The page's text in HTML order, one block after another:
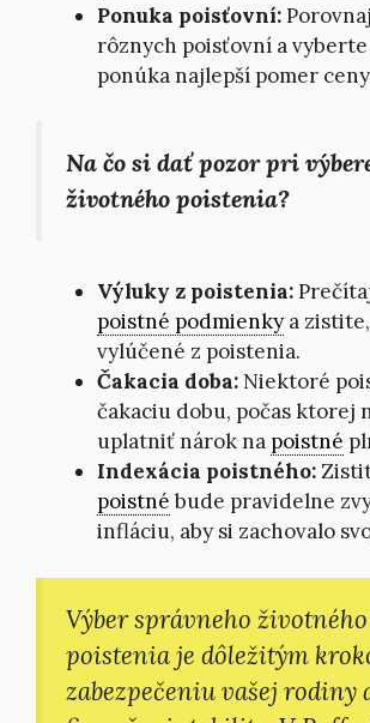
Ponuka poisťovní:
rôznych poisťovní a
ponúka najlepší pomer
Na čo si dať pozor pri
životného poistenia?
Výluky z poistenia:
poistné podmienky a
vylúčené z poistenia.
Čakacia doba: Niektoré
čakaciu dobu, počas ktorej
uplatniť nárok na poistné
Indexácia poistného:
poistnébude pravidelne
infláciu, aby si zachovalo
Výber správneho životného
poistenia je dôležitým
zabezpečeniu vašej rodiny